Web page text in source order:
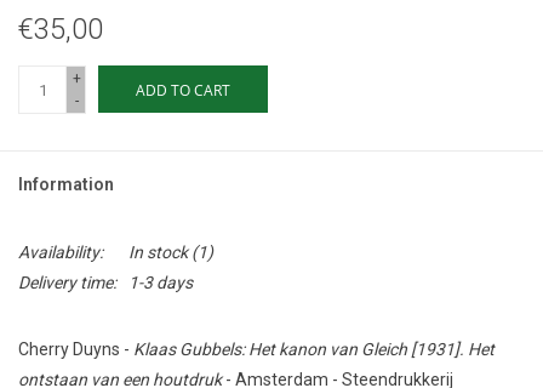
€35,00
+
-
ADD TO CART
Information
Availability: In stock(1)
Delivery time:
1-3 days
Cherry Duyns - Klaas Gubbels: Het kanon van Gleich [1931]. Het
ontstaan van een houtdruk- Amsterdam - Steendrukkerij